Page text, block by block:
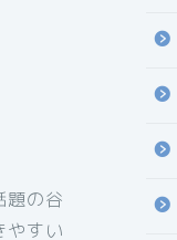
題の谷
やすい